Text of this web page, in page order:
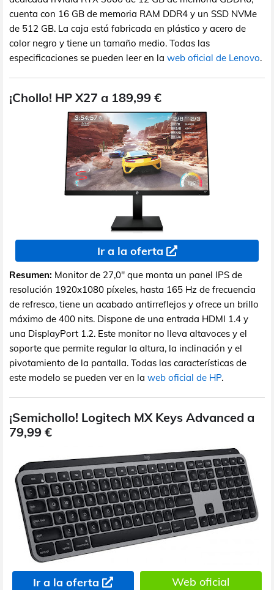
cuenta con 16 GB de memoria RAM DDR4 y un SSD NVMe
de 512 GB. La caja está fabricada en plástico y acero de
color negro y tiene un tamaño medio. Todas las
especificaciones se pueden leer en la web oficial de Lenovo.
¡Chollo! HP X27 a 189,99 €
Ir a la oferta
Resumen: Monitor de 27,0" que monta un panel IPS de
resolución 1920x1080 píxeles, hasta 165 Hz de frecuencia
de refresco, tiene un acabado antirreflejos y ofrece un brillo
máximo de 400 nits. Dispone de una entrada HDMI 1.4 y
una DisplayPort 1.2. Este monitor no lleva altavoces y el
soporte que permite regular la altura, la inclinación y el
pivotamiento de la pantalla. Todas las características de
este modelo se pueden ver en la web oficial de HP.
¡Semichollo! Logitech MX Keys Advanced a
79,99 €
Ir a la oferta Web oficial